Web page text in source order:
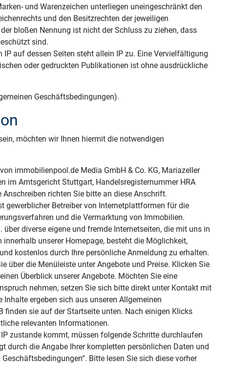
und Warenzeichen unterliegen uneingeschränkt den
und den Besitzrechten der jeweiligen
bloßen Nennung ist nicht der Schluss zu ziehen, dass
sind.
IP auf dessen Seiten steht allein IP zu. Eine Vervielfältigung
oder gedruckten Publikationen ist ohne ausdrückliche
Geschäftsbedingungen).
möchten wir Ihnen hiermit die notwendigen
immobilienpool.de Media GmbH & Co. KG, Mariazeller
im Amtsgericht Stuttgart, Handelsregisternummer HRA
richten Sie bitte an diese Anschrift.
gewerblicher Betreiber von Internetplattformen für die
und die Vermarktung von Immobilien.
über diverse eigene und fremde Internetseiten, die mit uns in
unserer Homepage, besteht die Möglichkeit,
kostenlos durch Ihre persönliche Anmeldung zu erhalten.
über die Menüleiste unter Angebote und Preise. Klicken Sie
Überblick unserer Angebote. Möchten Sie eine
nehmen, setzen Sie sich bitte direkt unter Kontakt mit
ergeben sich aus unseren Allgemeinen
finden sie auf der Startseite unten. Nach einigen Klicks
relevanten Informationen.
zustande kommt, müssen folgende Schritte durchlaufen
durch die Angabe Ihrer kompletten persönlichen Daten und
Bitte lesen Sie sich diese vorher